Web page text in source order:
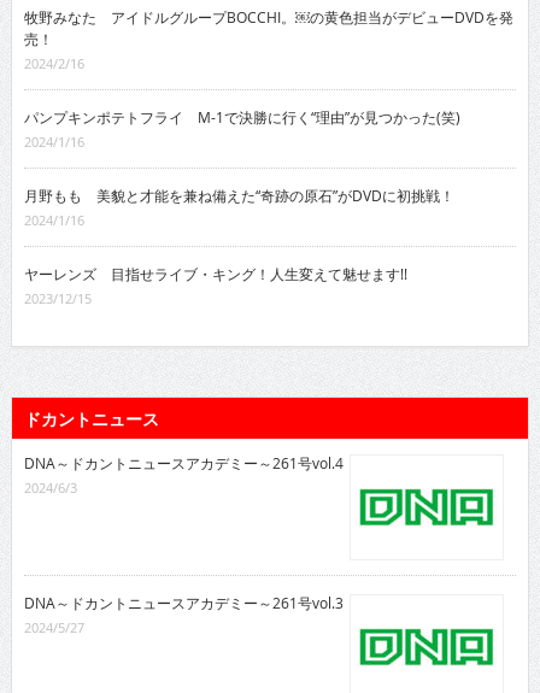
牧野みなた アイドルグループBOCCHI。￼の黄色担当がデビューDVDを発
売！
2024/2/16
パンプキンポテトフライ M-1で決勝に行く“理由”が見つかった(笑)
2024/1/16
月野もも 美貌と才能を兼ね備えた“奇跡の原石”がDVDに初挑戦！
2024/1/16
ヤーレンズ 目指せライブ・キング！人生変えて魅せます!!
2023/12/15
ドカントニュース
DNA～ドカントニュースアカデミー～261号vol.4
2024/6/3
DNA～ドカントニュースアカデミー～261号vol.3
2024/5/27